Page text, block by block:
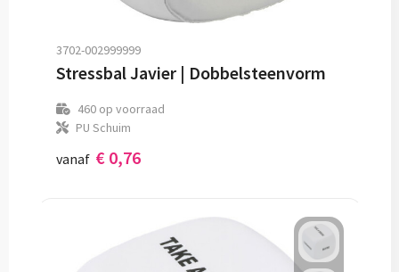
3702-002999999
Stressbal Javier | Dobbelsteenvorm
460op voorraad
PU Schuim
vanaf € 0,76